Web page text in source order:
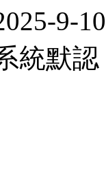
9-
統默認